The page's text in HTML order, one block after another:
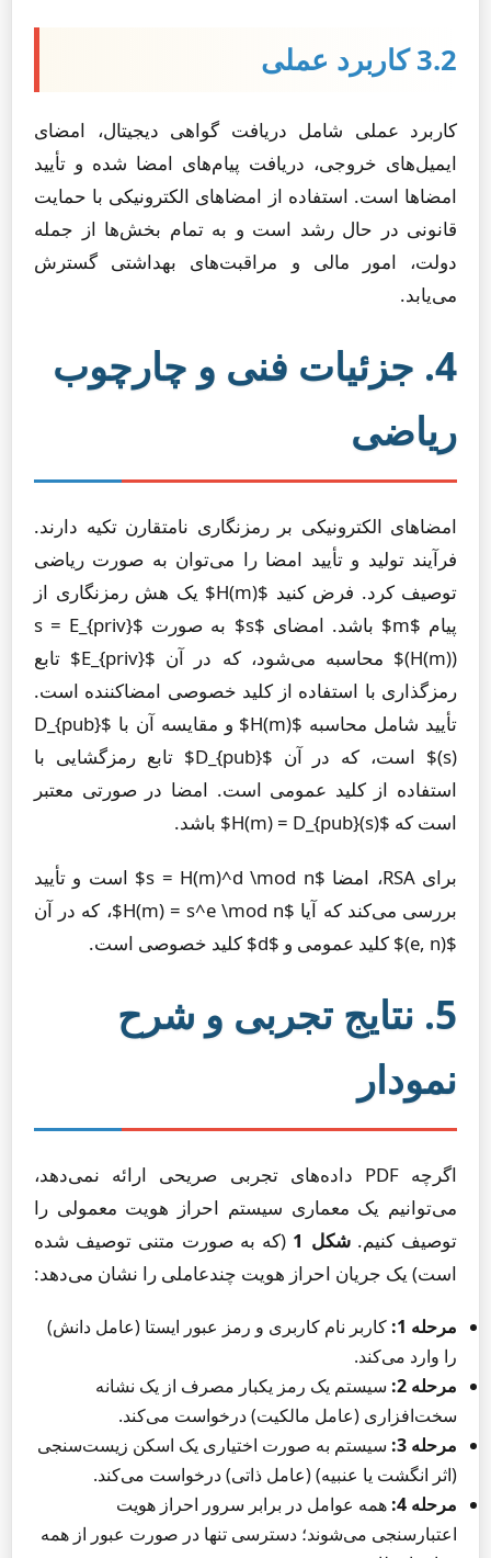
3.2 کاربرد عملی
کاربرد عملی شامل دریافت گواهی دیجیتال، امضای
ایمیل‌های خروجی، دریافت پیام‌های امضا شده و تأیید
امضاها است. استفاده از امضاهای الکترونیکی با حمایت
قانونی در حال رشد است و به تمام بخش‌ها از جمله
دولت، امور مالی و مراقبت‌های بهداشتی گسترش
می‌یابد.
4. جزئیات فنی و چارچوب
ریاضی
امضاهای الکترونیکی بر رمزنگاری نامتقارن تکیه دارند.
فرآیند تولید و تأیید امضا را می‌توان به صورت ریاضی
توصیف کرد. فرض کنید $H(m)$ یک هش رمزنگاری از
پیام $m$ باشد. امضای $s$ به صورت $s = E_{priv}
(H(m))$ محاسبه می‌شود، که در آن $E_{priv}$ تابع
رمزگذاری با استفاده از کلید خصوصی امضاکننده است.
تأیید شامل محاسبه $H(m)$ و مقایسه آن با $D_{pub}
(s)$ است، که در آن $D_{pub}$ تابع رمزگشایی با
استفاده از کلید عمومی است. امضا در صورتی معتبر
است که $H(m) = D_{pub}(s)$ باشد.
برای RSA، امضا $s = H(m)^d \mod n$ است و تأیید
بررسی می‌کند که آیا $H(m) = s^e \mod n$، که در آن
$(e, n)$ کلید عمومی و $d$ کلید خصوصی است.
5. نتایج تجربی و شرح
نمودار
اگرچه PDF داده‌های تجربی صریحی ارائه نمی‌دهد،
می‌توانیم یک معماری سیستم احراز هویت معمولی را
توصیف کنیم.شکل 1
(که به صورت متنی توصیف شده
است) یک جریان احراز هویت چندعاملی را نشان می‌دهد:
مرحله 1:
کاربر نام کاربری و رمز عبور ایستا (عامل دانش)
را وارد می‌کند.
مرحله 2:
سیستم یک رمز یکبار مصرف از یک نشانه
سخت‌افزاری (عامل مالکیت) درخواست می‌کند.
مرحله 3:
سیستم به صورت اختیاری یک اسکن زیست‌سنجی
(اثر انگشت یا عنبیه) (عامل ذاتی) درخواست می‌کند.
مرحله 4:
همه عوامل در برابر سرور احراز هویت
اعتبارسنجی می‌شوند؛ دسترسی تنها در صورت عبور از همه